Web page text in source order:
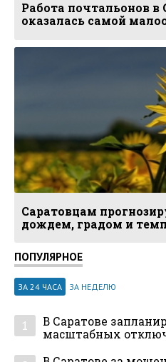
Работа почтальонов в
оказалась самой
Саратовцам
дождем, градом и
ПОПУЛЯРНОЕ
ЗА 24 ЧАСА ЗА НЕДЕЛЮ
1
В Саратове
масштабных